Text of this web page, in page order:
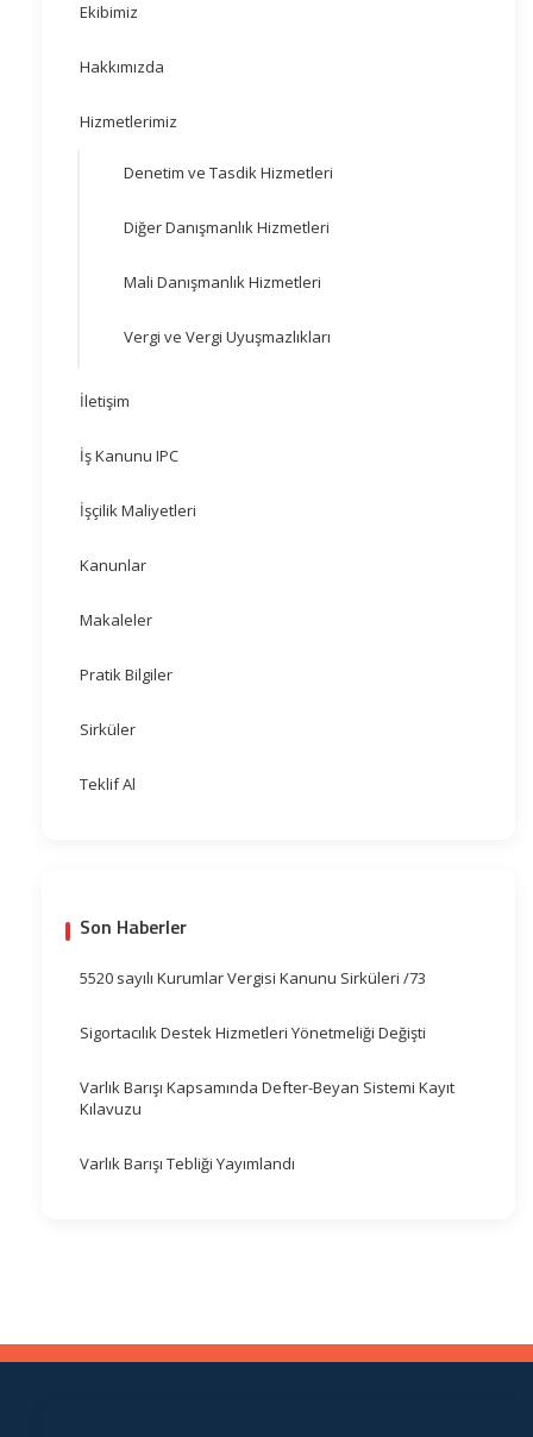
Ekibimiz
Hakkımızda
Hizmetlerimiz
Denetim ve Tasdik Hizmetleri
Diğer Danışmanlık Hizmetleri
Mali Danışmanlık Hizmetleri
Vergi ve Vergi Uyuşmazlıkları
İletişim
İş Kanunu IPC
İşçilik Maliyetleri
Kanunlar
Makaleler
Pratik Bilgiler
Sirküler
Teklif Al
Son Haberler
5520 sayılı Kurumlar Vergisi Kanunu Sirküleri /73
Sigortacılık Destek Hizmetleri Yönetmeliği Değişti
Varlık Barışı Kapsamında Defter-Beyan Sistemi Kayıt
Kılavuzu
Varlık Barışı Tebliği Yayımlandı